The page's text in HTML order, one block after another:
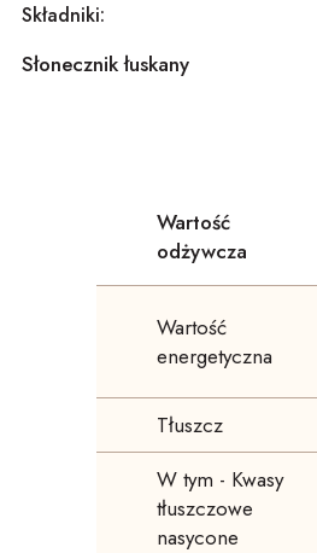
Składniki:
Słonecznik łuskany
Wartość
odżywcza
Wartość
energetyczna
Tłuszcz
W tym - Kwasy
tłuszczowe
nasycone